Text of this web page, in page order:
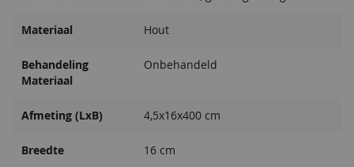
Materiaal Hout
Behandeling
Materiaal
Onbehandeld
Afmeting (LxB) 4,5x16x400 cm
Breedte 16 cm